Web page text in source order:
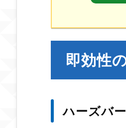
即効性
ハーズバ